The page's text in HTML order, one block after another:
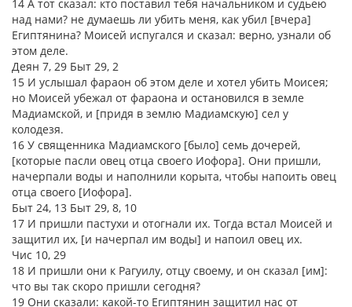
14 А тот сказал: кто поставил тебя начальником и судьею
над нами? не думаешь ли убить меня, как убил [вчера]
Египтянина? Моисей испугался и сказал: верно, узнали об
этом деле.
Деян 7, 29 Быт 29, 2
15 И услышал фараон об этом деле и хотел убить Моисея;
но Моисей убежал от фараона и остановился в земле
Мадиамской, и [придя в землю Мадиамскую] сел у
колодезя.
16 У священника Мадиамского [было] семь дочерей,
[которые пасли овец отца своего Иофора]. Они пришли,
начерпали воды и наполнили корыта, чтобы напоить овец
отца своего [Иофора].
Быт 24, 13 Быт 29, 8, 10
17 И пришли пастухи и отогнали их. Тогда встал Моисей и
защитил их, [и начерпал им воды] и напоил овец их.
Чис 10, 29
18 И пришли они к Рагуилу, отцу своему, и он сказал [им]:
что вы так скоро пришли сегодня?
19 Они сказали: какой-то Египтянин защитил нас от